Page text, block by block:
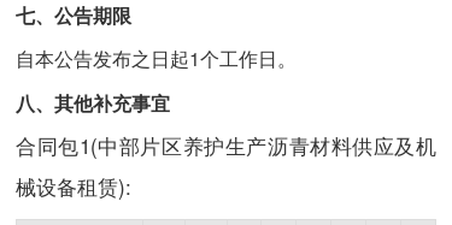
七、公告期限
自本公告发布之日起1个工作日。
八、其他补充事宜
合同包1(中部片区养护生产沥青材料供应及机
械设备租赁):